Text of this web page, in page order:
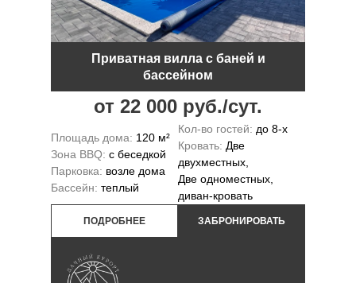
Приватная вилла с баней и
бассейном
от 22 000 руб./сут.
Площадь дома: 120 м²
Зона BBQ: с беседкой
Парковка: возле дома
Бассейн: теплый
Кол-во гостей: до 8-х
Кровать: Две
двухместных,
Две одноместных,
диван-кровать
ПОДРОБНЕЕ ЗАБРОНИРОВАТЬ